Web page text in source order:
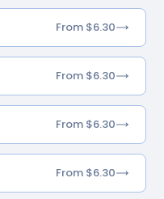
From $6.30
From $6.30
From $6.30
From $6.30